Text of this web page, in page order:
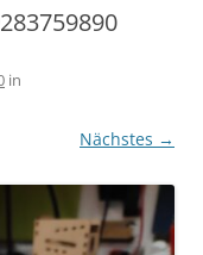
in
Nächstes →